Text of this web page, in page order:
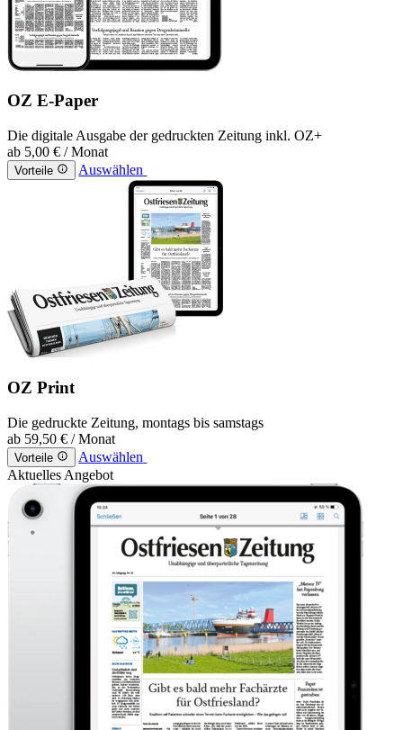
OZ E-Paper
Die digitale Ausgabe der gedruckten Zeitung inkl. OZ+
ab 5,00 € / Monat
Vorteile Auswählen
OZ Print
Die gedruckte Zeitung, montags bis samstags
ab 59,50 € / Monat
Vorteile
Auswählen
Aktuelles Angebot